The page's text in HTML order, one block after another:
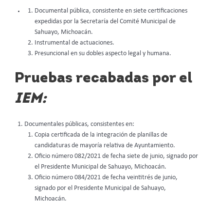
Documental pública, consistente en siete certificaciones
expedidas por la Secretaría del Comité Municipal de
Sahuayo, Michoacán.
Instrumental de actuaciones.
Presuncional en su dobles aspecto legal y humana.
Pruebas recabadas por el
IEM:
Documentales públicas, consistentes en:
Copia certificada de la integración de planillas de
candidaturas de mayoría relativa de Ayuntamiento.
Oficio número 082/2021 de fecha siete de junio, signado por
el Presidente Municipal de Sahuayo, Michoacán.
Oficio número 084/2021 de fecha veintitrés de junio,
signado por el Presidente Municipal de Sahuayo,
Michoacán.